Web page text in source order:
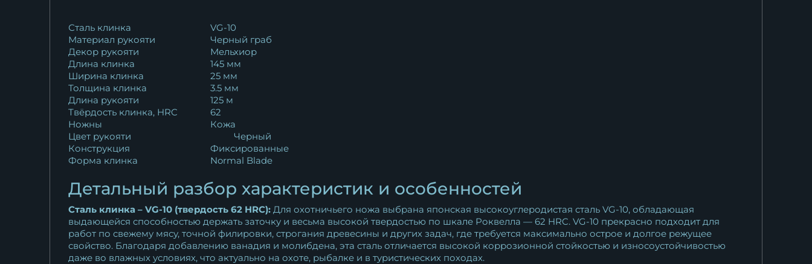
Нож Боец КН-01 рукоять
черный граб...
30 388
Нож Боец булат карельская
береза...
18 788₽
Нож Охотничий Боец дамаск
чёрный граб...
Нож охотничий Боец дамаск
черный граб...
11 375₽
Нож Боец дамаск торцевой
черный граб
22 705₽
резная...
37 961₽
Нож Боец M390 мельхиор
Сталь клинка
VG-10
Материал рукояти
Черный граб
Декор рукояти
Мельхиор
Длина клинка
145 мм
Ширина клинка
25 мм
Толщина клинка
3.5 мм
Длина рукояти
125 м
Твёрдость клинка, HRC
62
Ножны
Кожа
Цвет рукояти
Черный
Конструкция
Фиксированные
Форма клинка
Normal Blade
Детальный разбор характеристик и особенностей
Сталь клинка – VG-10 (твердость 62 HRC): Для охотничьего ножа выбрана японская высокоуглеродистая сталь VG-10, обладающая
выдающейся способностью держать заточку и весьма высокой твердостью по шкале Роквелла — 62 HRC. VG-10 прекрасно подходит для
работ по свежему мясу, точной филировки, строгания древесины и других задач, где требуется максимально острое и долгое режущее
свойство. Благодаря добавлению ванадия и молибдена, эта сталь отличается высокой коррозионной стойкостью и износоустойчивостью
даже во влажных условиях, что актуально на охоте, рыбалке и в туристических походах.